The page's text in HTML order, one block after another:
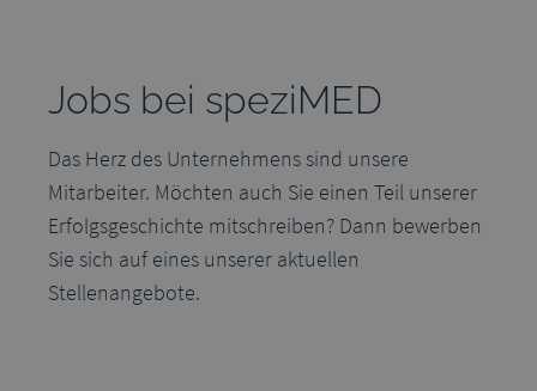
Jobs bei speziMED
Das Herz des Unternehmens sind unsere
Mitarbeiter. Möchten auch Sie einen Teil unserer
Erfolgsgeschichte mitschreiben? Dann bewerben
Sie sich auf eines unserer aktuellen
Stellenangebote.